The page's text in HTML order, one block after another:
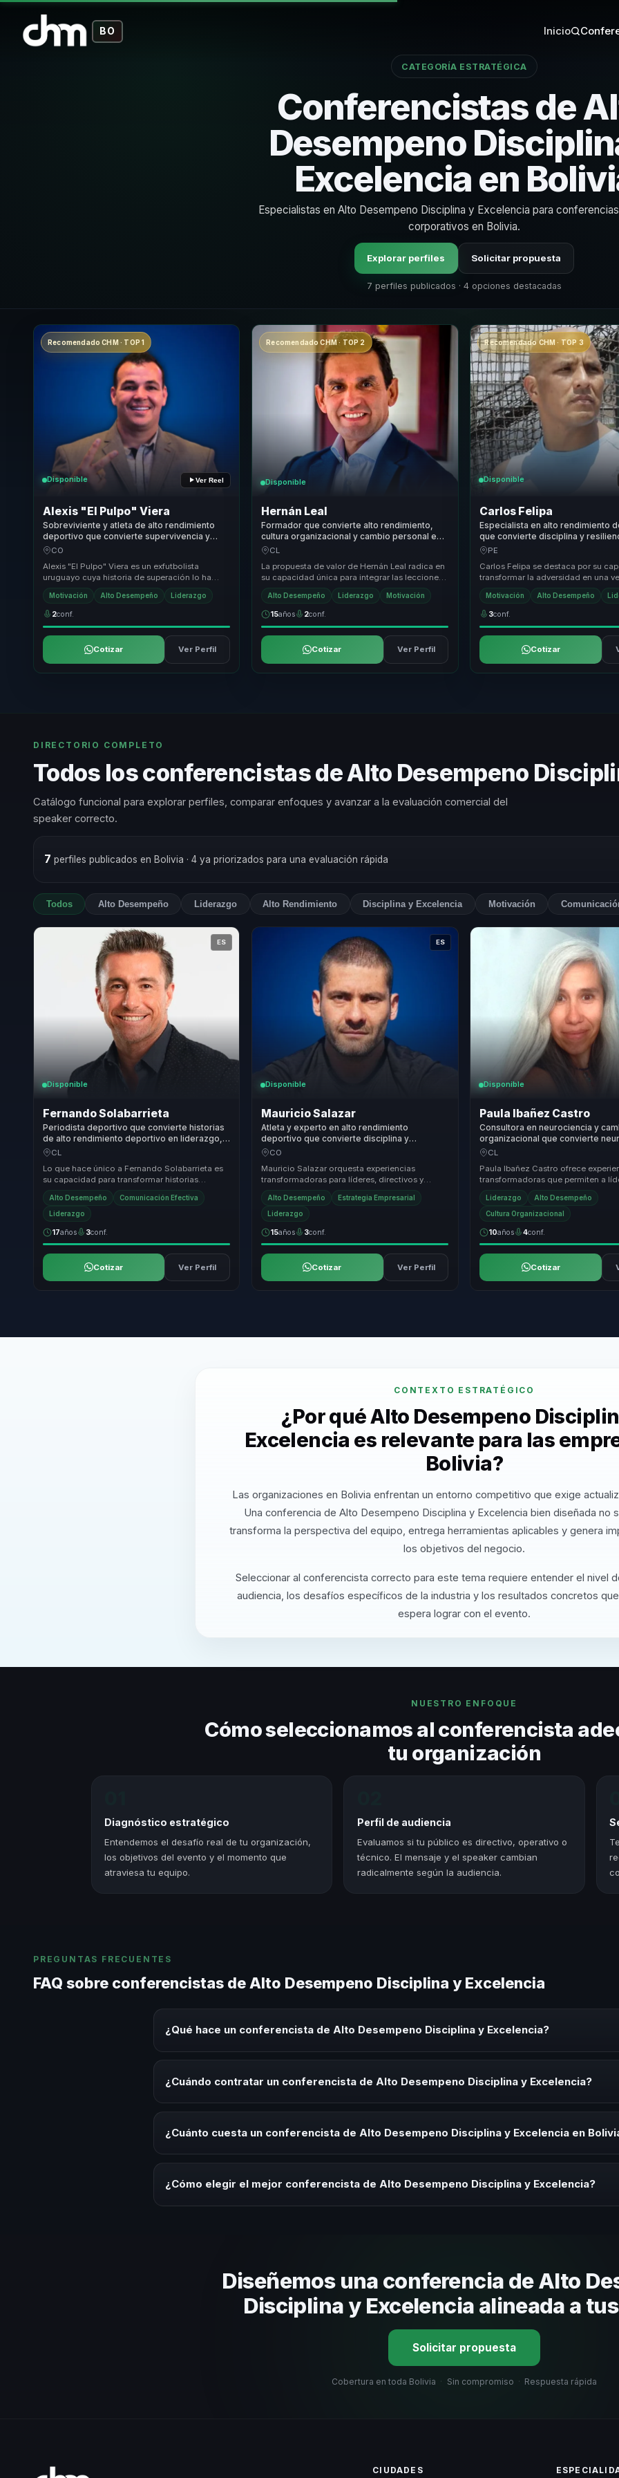
BO Inicio
CATEGORÍA ESTRATÉGICA
Conferencistas de
Desempeno
Excelencia en
Especialistas en Alto Desempeno Disciplina y Excelencia para
corporativos en Bolivia.
Explorar perfiles Solicitar propuesta
7 perfiles publicados · 4 opciones destacadas
Recomendado CHM · TOP 1
Disponible Ver Reel
Alexis "El Pulpo" Viera
Sobreviviente y atleta de alto rendimiento
deportivo que convierte supervivencia y
disciplina en resiliencia, fortaleza mental y
CO
Alexis "El Pulpo" Viera es un exfutbolista
uruguayo cuya historia de superación lo ha
convertido en un conferencista motivacional
de alto...
Motivación Alto Desempeño Liderazgo
2conf.
Cotizar Ver Perfil
Recomendado CHM · TOP 2
Disponible
Hernán Leal
Formador que convierte alto rendimiento,
cultura organizacional y cambio personal en
foco sostenido para lideres y equipos.
CL
La propuesta de valor de Hernán Leal radica en
su capacidad única para integrar las lecciones
aprendidas del montañismo y el liderazgo em...
Alto Desempeño Liderazgo Motivación
15años 2conf.
Cotizar Ver Perfil
Recomendado CHM · TOP 3
Disponible
Carlos Felipa
Especialista en alto rendimiento
que convierte disciplina y
liderazgo práctico y fortaleza
PE
Carlos Felipa se destaca por su
transformar la adversidad en una
competitiva. Su enfoque único
discipli...
Motivación Alto Desempeño
3conf.
Cotizar
DIRECTORIO COMPLETO
Todos los conferencistas de Alto Desempeno
Catálogo funcional para explorar perfiles, comparar enfoques y avanzar a la evaluación comercial del
speaker correcto.
7 perfiles publicados en Bolivia · 4 ya priorizados para una evaluación rápida
Todos Alto Desempeño Liderazgo Alto Rendimiento Disciplina y Excelencia Motivación
ES
Disponible
Fernando Solabarrieta
Periodista deportivo que convierte historias
de alto rendimiento deportivo en liderazgo,
foco y motivacion para lideres y equipos.
CL
Lo que hace único a Fernando Solabarrieta es
su capacidad para transformar historias
deportivas en lecciones de liderazgo aplicables
al e...
Alto Desempeño Comunicación Efectiva
Liderazgo
17años 3conf.
Cotizar Ver Perfil
ES
Disponible
Mauricio Salazar
Atleta y experto en alto rendimiento
deportivo que convierte disciplina y
superación personal en liderazgo,
CO
Mauricio Salazar orquesta experiencias
transformadoras para líderes, directivos y
responsables de equipos, ayudándolos a dejar
atrás equi...
Alto Desempeño Estrategia Empresarial
Liderazgo
15años 3conf.
Cotizar Ver Perfil
Disponible
Paula Ibañez Castro
Consultora en neurociencia y
organizacional que convierte
y neuroventas en foco y
CL
Paula Ibañez Castro ofrece
transformadoras que permiten a
directivos y responsables de
atrás las limi...
Liderazgo Alto Desempeño
Cultura Organizacional
10años 4conf.
Cotizar
CONTEXTO ESTRATÉGICO
¿Por qué Alto Desempeno
Excelencia es relevante para las
Bolivia?
Las organizaciones en Bolivia enfrentan un entorno competitivo que exige
Una conferencia de Alto Desempeno Disciplina y Excelencia bien diseñada no
transforma la perspectiva del equipo, entrega herramientas aplicables y genera
los objetivos del negocio.
Seleccionar al conferencista correcto para este tema requiere entender el nivel
audiencia, los desafíos específicos de la industria y los resultados concretos
espera lograr con el evento.
NUESTRO ENFOQUE
Cómo seleccionamos al conferencista
tu organización
Diagnóstico estratégico
Entendemos el desafío real de tu organización,
los objetivos del evento y el momento que
atraviesa tu equipo.
Perfil de audiencia
Evaluamos si tu público es directivo, operativo o
técnico. El mensaje y el speaker cambian
radicalmente según la audiencia.
PREGUNTAS FRECUENTES
FAQ sobre conferencistas de Alto Desempeno Disciplina y Excelencia
¿Qué hace un conferencista de Alto Desempeno Disciplina y Excelencia?
aplicables para la audiencia.
¿Cuándo contratar un conferencista de Alto Desempeno Disciplina y Excelencia?
¿Cuánto cuesta un conferencista de Alto Desempeno Disciplina y Excelencia en
¿Cómo elegir el mejor conferencista de Alto Desempeno Disciplina y Excelencia?
Diseñemos una conferencia de Alto
Disciplina y Excelencia alineada a
Solicitar propuesta
Cobertura en toda Bolivia · Sin compromiso · Respuesta rápida
CIUDADES